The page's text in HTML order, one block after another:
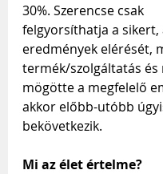
30%. Szerencse csak
felgyorsíthatja a sikert,
eredmények elérését,
termék/szolgáltatás és
mögötte a megfelelő
akkor előbb-utóbb
bekövetkezik.
Mi az élet értelme?